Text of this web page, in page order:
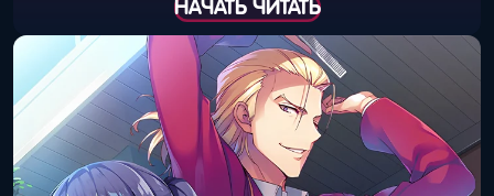
Дата выхода
(книга):
25 сентября 2019
года
Дата выхода
(цифра):
30 сентября 2019
года
Объём тома:
НАЧАТЬ ЧИТАТЬ